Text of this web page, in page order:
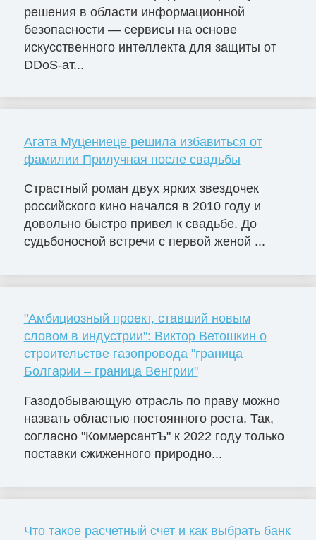
решения в области информационной
безопасности — сервисы на основе
искусственного интеллекта для защиты от
DDoS-ат...
Агата Муцениеце решила избавиться от
фамилии Прилучная после свадьбы
Страстный роман двух ярких звездочек
российского кино начался в 2010 году и
довольно быстро привел к свадьбе. До
судьбоносной встречи с первой женой ...
"Амбициозный проект, ставший новым
словом в индустрии": Виктор Ветошкин о
строительстве газопровода "граница
Болгарии – граница Венгрии"
Газодобывающую отрасль по праву можно
назвать областью постоянного роста. Так,
согласно "КоммерсантЪ" к 2022 году только
поставки сжиженного природно...
Что такое расчетный счет и как выбрать банк